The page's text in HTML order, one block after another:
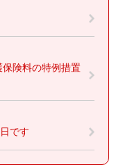
険料の特例措置
です